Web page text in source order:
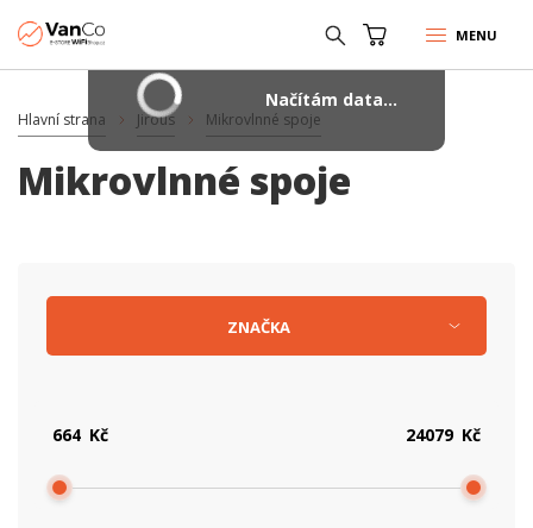
MENU
Hlavní strana Jirous Mikrovlnné spoje
Mikrovlnné spoje
Kč Kč
ZNAČKA
Načítám data...